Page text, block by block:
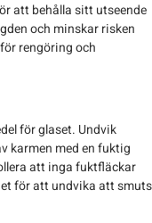
att behålla sitt utseende
och minskar risken
rengöring och
för glaset. Undvik
karmen med en fuktig
att inga fuktfläckar
för att undvika att smuts